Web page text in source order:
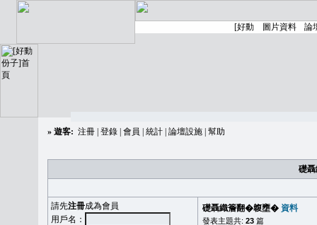
» 遊客: 注冊 登錄 會員 統計 論壇設施 幫助
礎
請先注冊成為會員
用戶名：
礎聶織簷翻�䪖壅� 資料
發表主題共: 23 篇